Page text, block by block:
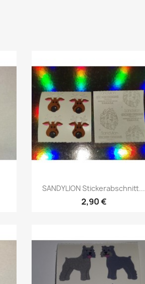
SANDYLION Stickerabschnitt...
2,90 €